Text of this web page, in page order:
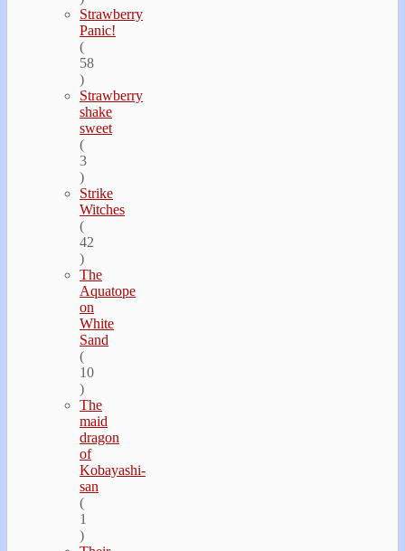
Strawberry
Panic!
(
58
)
Strawberry
shake
sweet
(
3
)
Strike
Witches
(
42
)
The
Aquatope
on
White
Sand
(
10
)
The
maid
dragon
of
Kobayashi-
san
(
1
)